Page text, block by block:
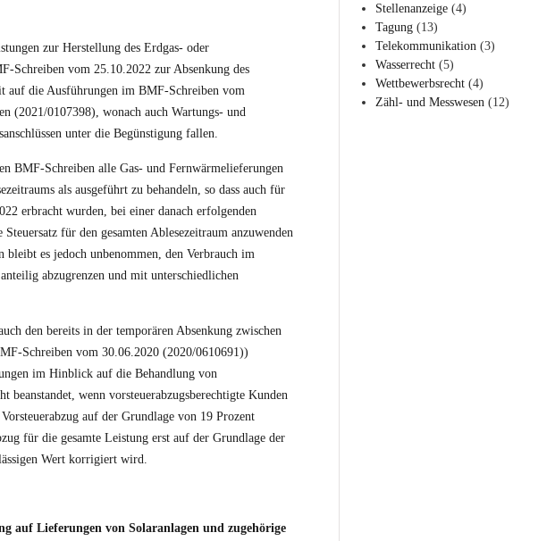
zur Herstellung des Erdgas- oder
Schreiben vom 25.10.2022 zur Absenkung des
auf die Ausführungen im BMF-Schreiben vom
(2021/0107398), wonach auch Wartungs- und
unter die Begünstigung fallen.
BMF-Schreiben alle Gas- und Fernwärmelieferungen
als ausgeführt zu behandeln, so dass auch für
erbracht wurden, bei einer danach erfolgenden
für den gesamten Ablesezeitraum anzuwenden
bleibt es jedoch unbenommen, den Verbrauch im
abzugrenzen und mit unterschiedlichen
den bereits in der temporären Absenkung zwischen
Schreiben vom 30.06.2020 (2020/0610691))
im Hinblick auf die Behandlung von
beanstandet, wenn vorsteuerabzugsberechtigte Kunden
auf der Grundlage von 19 Prozent
für die gesamte Leistung erst auf der Grundlage der
Wert korrigiert wird.
auf Lieferungen von Solaranlagen und zugehörige
Stellenanzeige (4)
Tagung (13)
Telekommunikation (3)
Wasserrecht (5)
Wettbewerbsrecht (4)
Zähl- und Messwesen (12)